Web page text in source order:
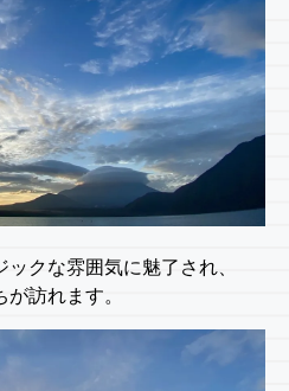
クな雰囲気に魅了され、
訪れます。